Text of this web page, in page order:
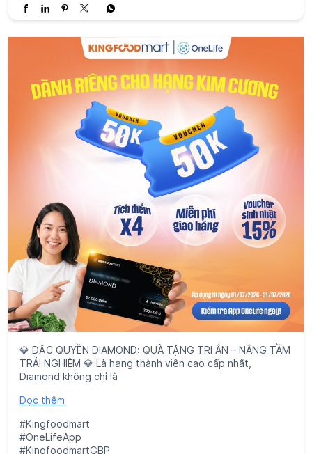
💎 ĐẶC QUYỀN DIAMOND: QUÀ TẶNG TRI ÂN – NÂNG TẦM
TRẢI NGHIỆM 💎 Là hạng thành viên cao cấp nhất,
Diamond không chỉ là
Đọc thêm
#Kingfoodmart
#OneLifeApp
#KingfoodmartGBP
Kingfoodmart gần đây